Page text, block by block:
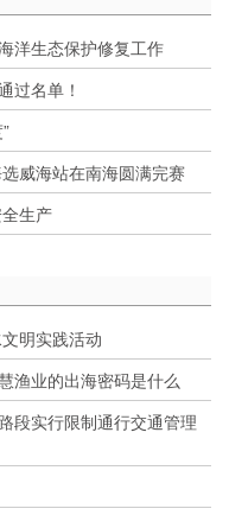
洋生态保护修复工作
过名单！
威海站在南海圆满完赛
生产
明实践活动
渔业的出海密码是什么
段实行限制通行交通管理